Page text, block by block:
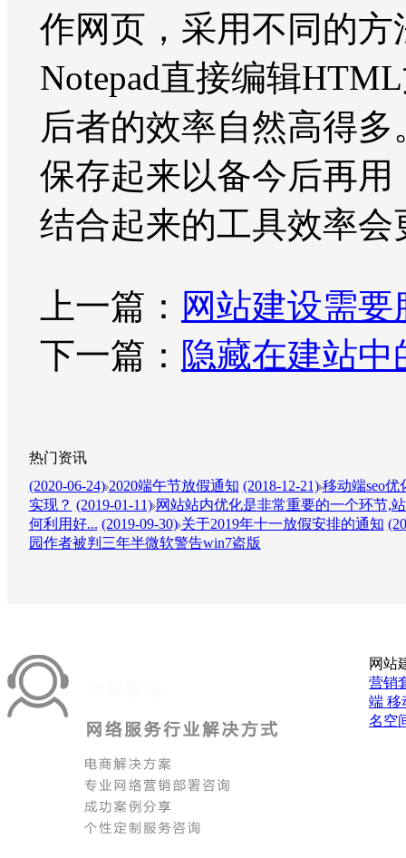
作网页，采用不同的
Notepad直接编辑
后者的效率自然高得
保存起来以备今后再
结合起来的工具效率会
上一篇： 网站建设需
下一篇： 隐藏在建站中
热门资讯
(2020-06-24) 2020端午节放假通知 (2018-12-21) 移动端seo优
实现？ (2019-01-11) 网站站内优化是非常重要的一个环节,
何利用好... (2019-09-30) 关于2019年十一放假安排的通知
园作者被判三年半微软警告win7盗版
网站
营销
端 移
名空